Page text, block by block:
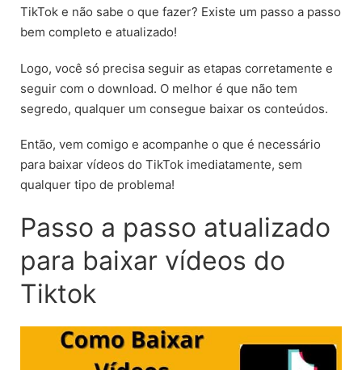
TikTok e não sabe o que fazer? Existe um passo a passo
bem completo e atualizado!
Logo, você só precisa seguir as etapas corretamente e
seguir com o download. O melhor é que não tem
segredo, qualquer um consegue baixar os conteúdos.
Então, vem comigo e acompanhe o que é necessário
para baixar vídeos do TikTok imediatamente, sem
qualquer tipo de problema!
Passo a passo atualizado
para baixar vídeos do
Tiktok